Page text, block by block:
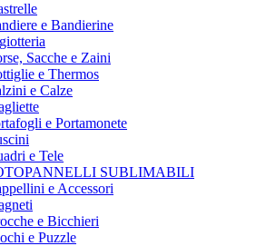
e Bandierine
Sacche e Zaini
e Thermos
e Calze
e Portamonete
e Tele
SUBLIMABILI
e Accessori
e Bicchieri
e Puzzle